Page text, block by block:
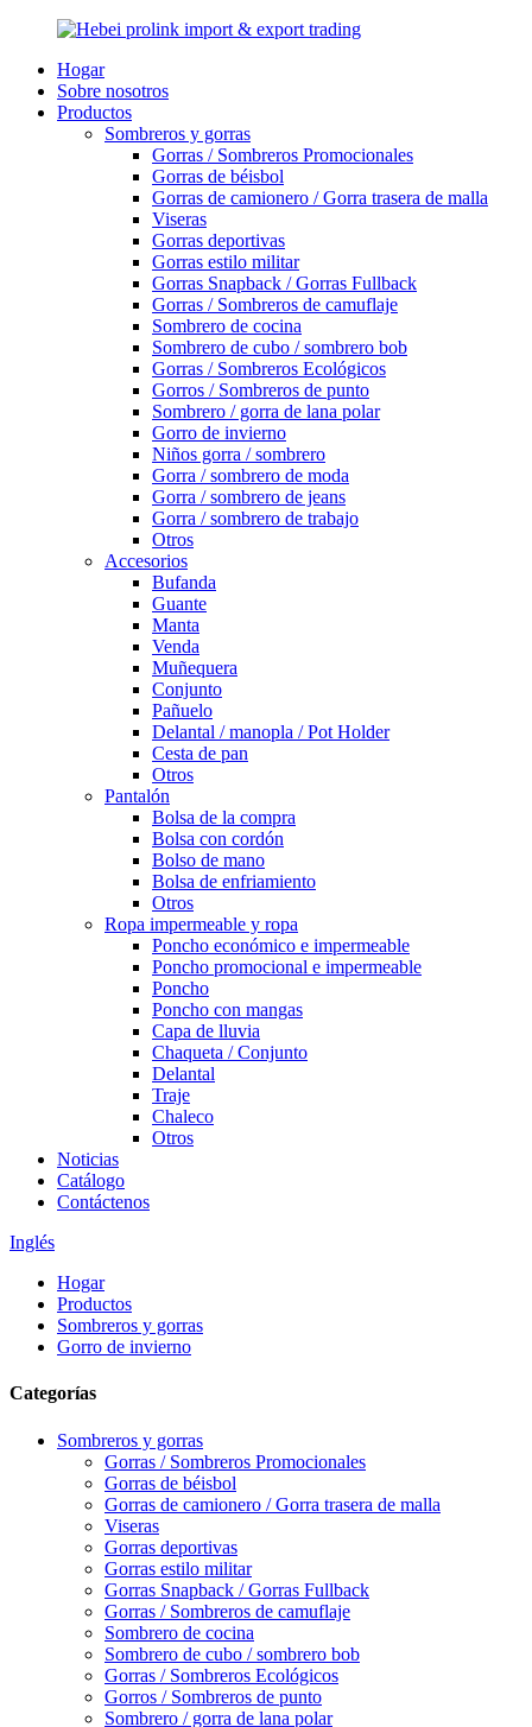
Hogar
Sobre nosotros
Productos
Sombreros y gorras
Gorras / Sombreros Promocionales
Gorras de béisbol
Gorras de camionero / Gorra trasera de malla
Viseras
Gorras deportivas
Gorras estilo militar
Gorras Snapback / Gorras Fullback
Gorras / Sombreros de camuflaje
Sombrero de cocina
Sombrero de cubo / sombrero bob
Gorras / Sombreros Ecológicos
Gorros / Sombreros de punto
Sombrero / gorra de lana polar
Gorro de invierno
Niños gorra / sombrero
Gorra / sombrero de moda
Gorra / sombrero de jeans
Gorra / sombrero de trabajo
Otros
Accesorios
Bufanda
Guante
Manta
Venda
Muñequera
Conjunto
Pañuelo
Delantal / manopla / Pot Holder
Cesta de pan
Otros
Pantalón
Bolsa de la compra
Bolsa con cordón
Bolso de mano
Bolsa de enfriamiento
Otros
Ropa impermeable y ropa
Poncho económico e impermeable
Poncho promocional e impermeable
Poncho
Poncho con mangas
Capa de lluvia
Chaqueta / Conjunto
Delantal
Traje
Chaleco
Otros
Noticias
Catálogo
Contáctenos
Inglés
Hogar
Productos
Sombreros y gorras
Gorro de invierno
Categorías
Sombreros y gorras
Gorras / Sombreros Promocionales
Gorras de béisbol
Gorras de camionero / Gorra trasera de malla
Viseras
Gorras deportivas
Gorras estilo militar
Gorras Snapback / Gorras Fullback
Gorras / Sombreros de camuflaje
Sombrero de cocina
Sombrero de cubo / sombrero bob
Gorras / Sombreros Ecológicos
Gorros / Sombreros de punto
Sombrero / gorra de lana polar